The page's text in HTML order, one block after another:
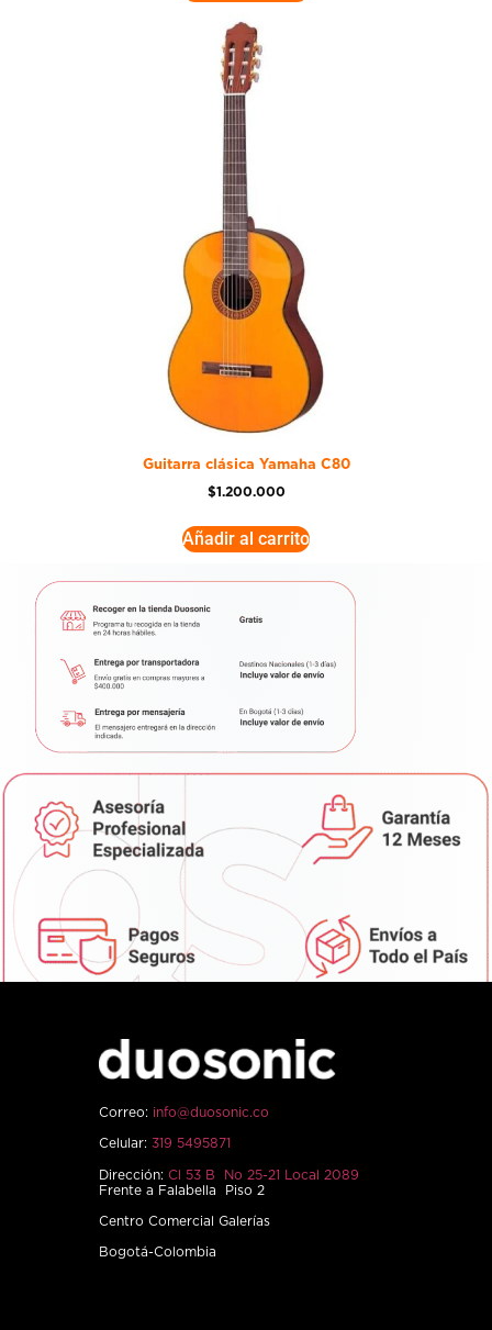
Guitarra clásica Yamaha C80
$1.200.000
Añadir al carrito
Correo: info@duosonic.co
Celular: 319 5495871
Dirección: Cl 53 B No 25-21 Local 2089
Frente a Falabella Piso 2
Centro Comercial Galerías
Bogotá-Colombia